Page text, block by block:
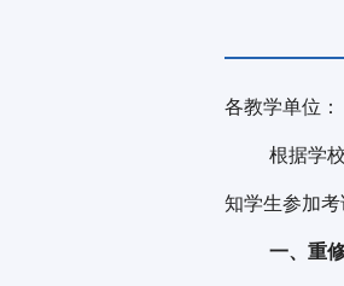
各教学单位：
根据学
知学生参加考
一、重